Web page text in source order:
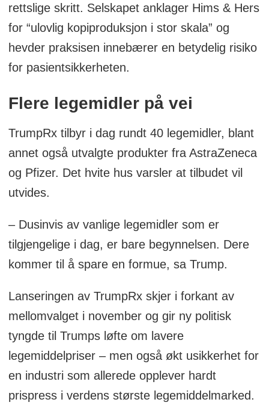
rettslige skritt. Selskapet anklager Hims & Hers
for “ulovlig kopiproduksjon i stor skala” og
hevder praksisen innebærer en betydelig risiko
for pasientsikkerheten.
Flere legemidler på vei
TrumpRx tilbyr i dag rundt 40 legemidler, blant
annet også utvalgte produkter fra AstraZeneca
og Pfizer. Det hvite hus varsler at tilbudet vil
utvides.
– Dusinvis av vanlige legemidler som er
tilgjengelige i dag, er bare begynnelsen. Dere
kommer til å spare en formue, sa Trump.
Lanseringen av TrumpRx skjer i forkant av
mellomvalget i november og gir ny politisk
tyngde til Trumps løfte om lavere
legemiddelpriser – men også økt usikkerhet for
en industri som allerede opplever hardt
prispress i verdens største legemiddelmarked.